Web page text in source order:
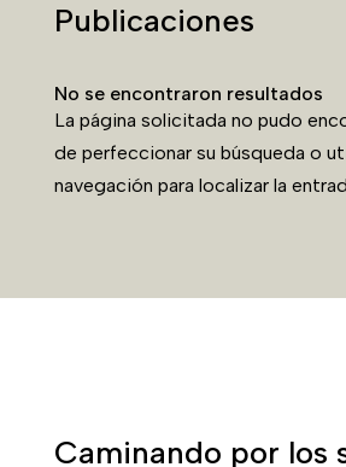
Publicaciones
No se encontraron resultados
La página solicitada no pudo
de perfeccionar su búsqueda o
navegación para localizar la